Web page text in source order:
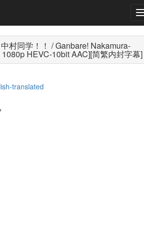
村同学！！ / Ganbare! Nakamura-
HEVC-10bit AAC][简繁内封字幕]
translated